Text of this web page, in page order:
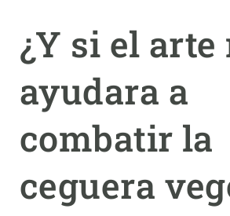
¿Y si el arte
ayudara a
combatir la
ceguera
Responsive
menu
INVESTIGACIÓN
CIENCIA EN ACCIÓN
ÚNETE A NOSOTROS
NOTICIAS Y AGENDA